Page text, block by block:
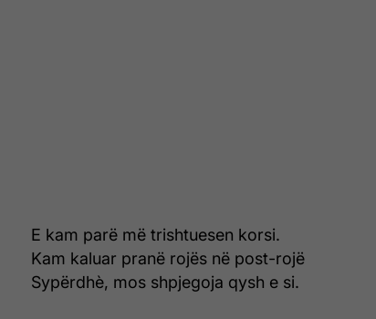
E kam parë më trishtuesen korsi.
Kam kaluar pranë rojës në post-rojë
Sypërdhè, mos shpjegoja qysh e si.